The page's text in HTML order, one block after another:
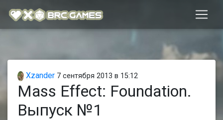
Xzander 7 сентября 2013 в 15:12
Mass Effect: Foundation.
Выпуск №1